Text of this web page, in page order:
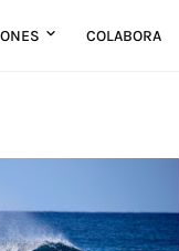
COLABORA